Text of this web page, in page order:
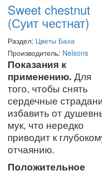
Sweet chestnut
(Суит честнат)
Раздел: Цветы Баха
Производитель: Nelsons
Показания к
применению. Для
того, чтобы снять
сердечные
избавить от
мук, что нередко
приводит к
отчаянию.
Положительное